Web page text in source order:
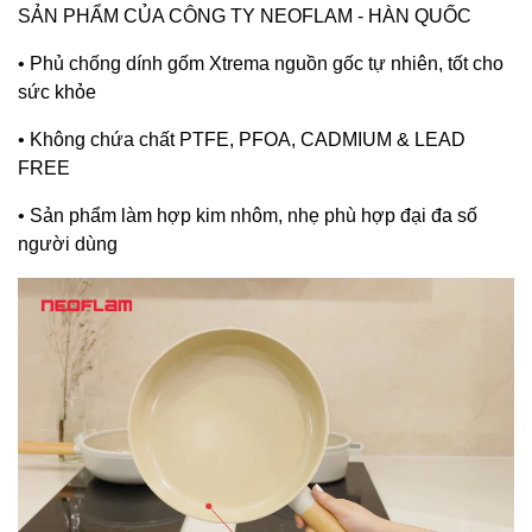
SẢN PHẨM CỦA CÔNG TY NEOFLAM - HÀN QUỐC
• Phủ chống dính gốm Xtrema nguồn gốc tự nhiên, tốt cho
sức khỏe
• Không chứa chất PTFE, PFOA, CADMIUM & LEAD
FREE
• Sản phẩm làm hợp kim nhôm, nhẹ phù hợp đại đa số
người dùng